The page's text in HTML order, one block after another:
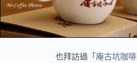
也拜訪過「 庵古坑咖啡